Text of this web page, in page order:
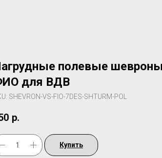
полевые
для ВДВ
SHEVRON-VS-FIO-7DES-SHTURM-POL
р.
Купить